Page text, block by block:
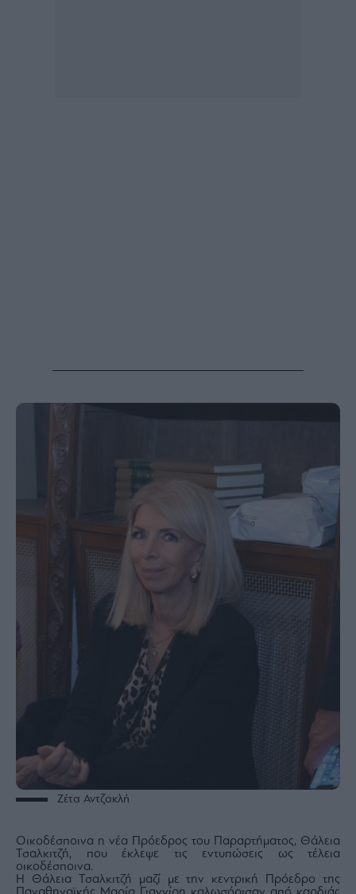
Ζέτα Αντζακλή
Οικοδέσποινα η νέα Πρόεδρος του Παραρτήματος, Θάλεια
Τσαλκιτζή, που έκλεψε τις εντυπώσεις ως τέλεια
οικοδέσποινα.
Η Θάλεια Τσαλκιτζή μαζί με την κεντρική Πρόεδρο της